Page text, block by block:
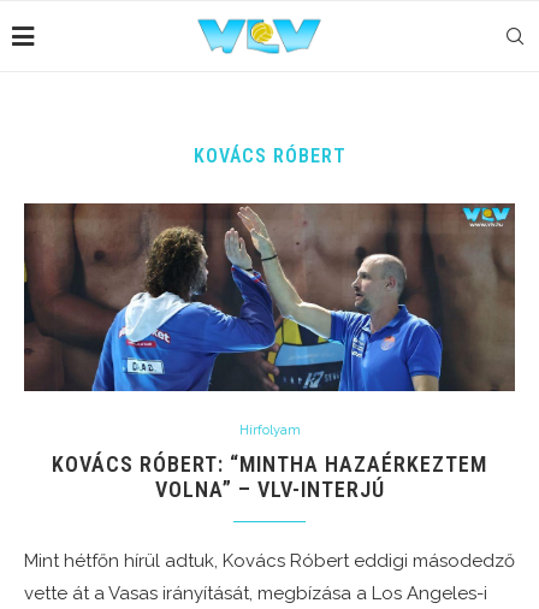
KOVÁCS RÓBERT
Hírfolyam
KOVÁCS RÓBERT: “MINTHA HAZAÉRKEZTEM
VOLNA” – VLV-INTERJÚ
Mint hétfőn hírül adtuk, Kovács Róbert eddigi másodedző
vette át a Vasas irányítását, megbízása a Los Angeles-i